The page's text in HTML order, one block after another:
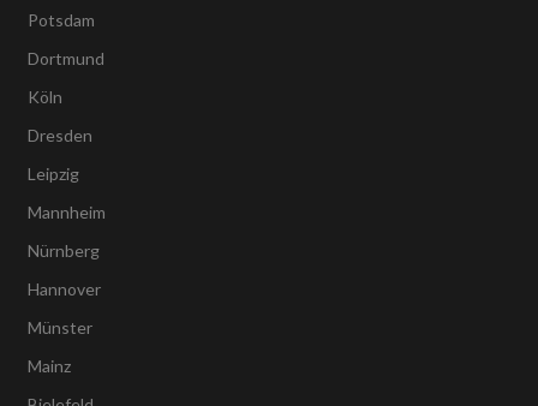
Potsdam
Dortmund
Köln
Dresden
Leipzig
Mannheim
Nürnberg
Hannover
Münster
Mainz